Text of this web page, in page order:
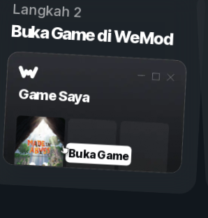
Langkah 2
Buka Game di WeMod
Game Saya
Buka Game